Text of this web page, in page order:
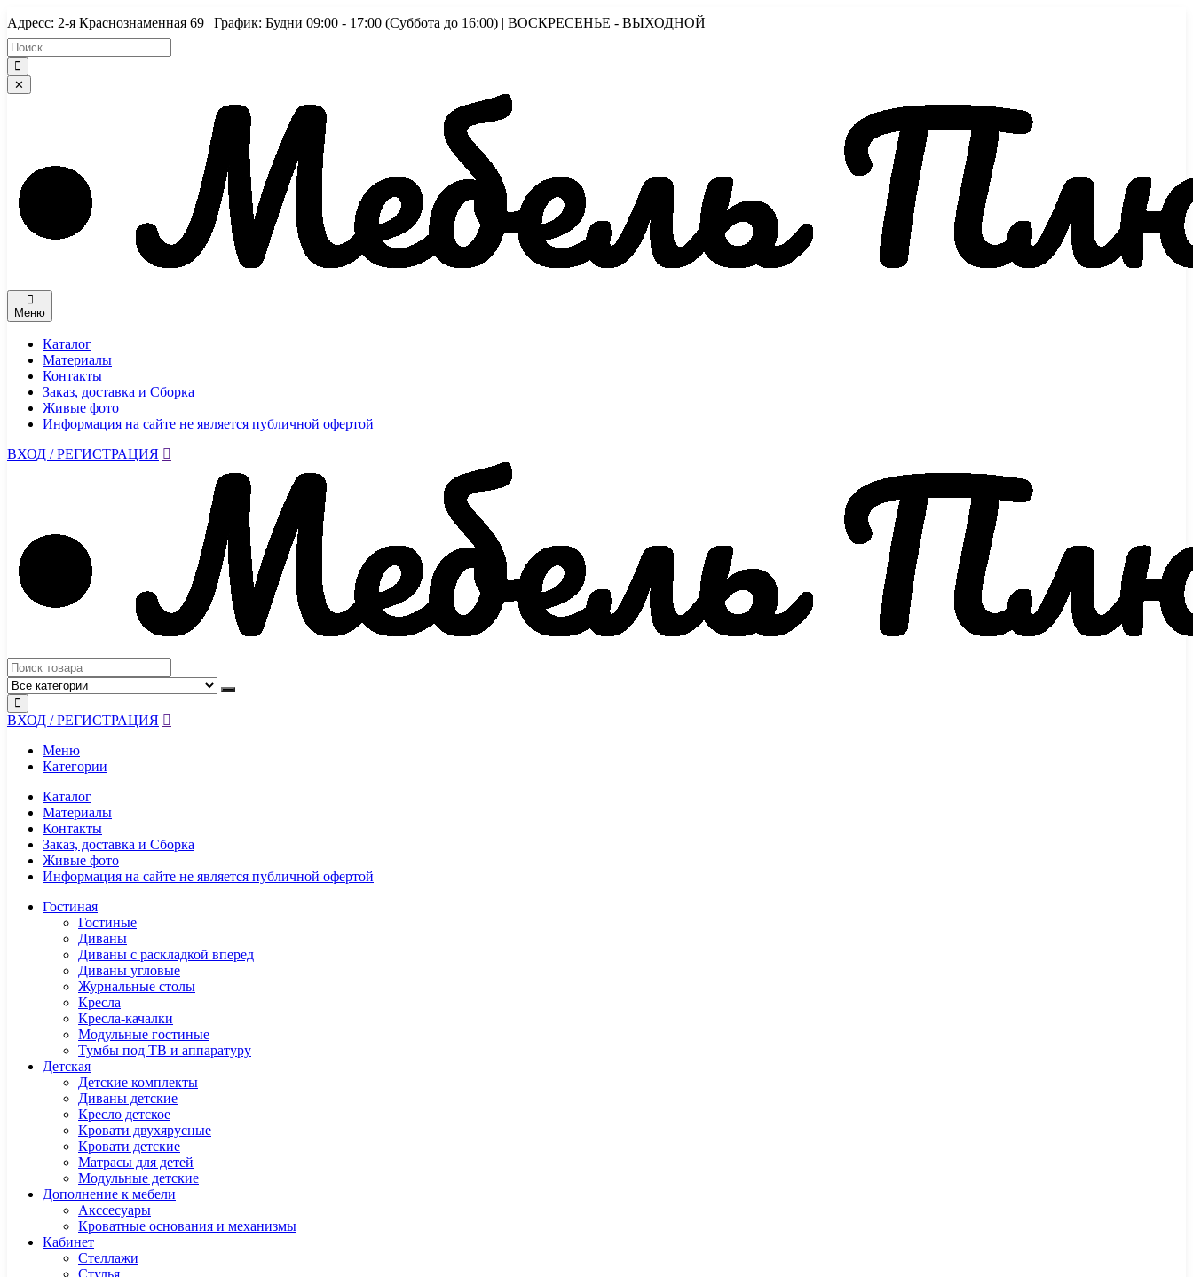
к
содержимому
Адресс: 2-я Краснознаменная 69 | График: Будни 09:00 - 17:00 (Суббота до 16:00) | ВОСКРЕСЕНЬЕ - ВЫХОДНОЙ
✕
Меню
Каталог
Материалы
Контакты
Заказ, доставка и Сборка
Живые фото
Информация на сайте не является публичной офертой
ВХОД / РЕГИСТРАЦИЯ
ВХОД / РЕГИСТРАЦИЯ
Меню
Категории
Каталог
Материалы
Контакты
Заказ, доставка и Сборка
Живые фото
Информация на сайте не является публичной офертой
Гостиная
Гостиные
Диваны
Диваны с раскладкой вперед
Диваны угловые
Журнальные столы
Кресла
Кресла-качалки
Модульные гостиные
Тумбы под ТВ и аппаратуру
Детская
Детские комплекты
Диваны детские
Кресло детское
Кровати двухярусные
Кровати детские
Матрасы для детей
Модульные детские
Дополнение к мебели
Акссесуары
Кроватные основания и механизмы
Кабинет
Cтеллажи
Cтулья